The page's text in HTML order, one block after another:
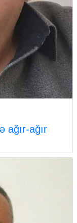
ağır-ağır